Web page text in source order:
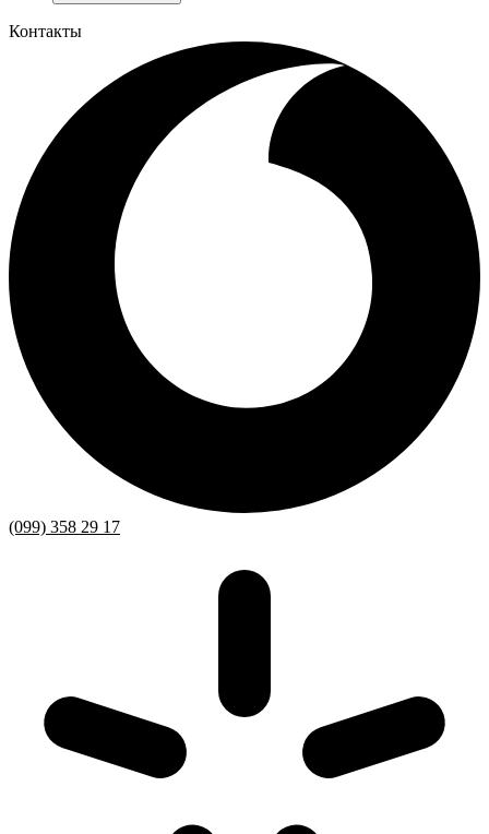
Контакты
(099) 358 29 17